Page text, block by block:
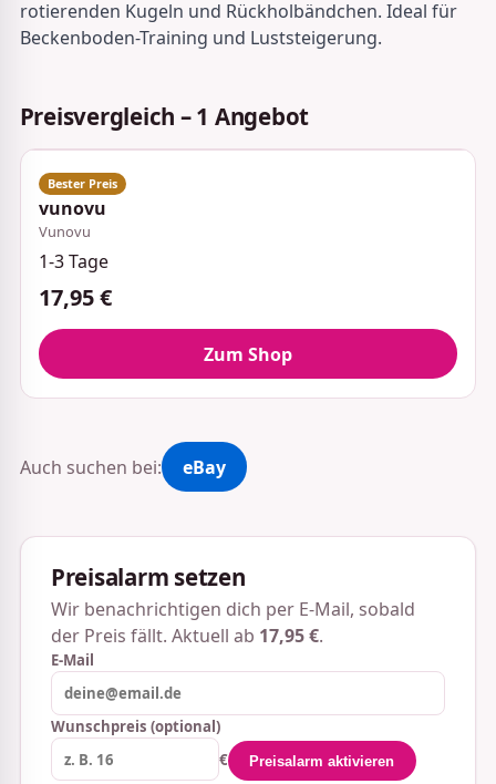
rotierenden Kugeln und Rückholbändchen. Ideal für
Beckenboden-Training und Luststeigerung.
Preisvergleich – 1 Angebot
vunovu
Vunovu
1-3 Tage
17,95 €
Zum Shop
Auch suchen bei: eBay
Preisalarm setzen
Wir benachrichtigen dich per E-Mail, sobald
der Preis fällt. Aktuell ab 17,95 €.
E-Mail
Wunschpreis (optional)
€
Preisalarm aktivieren